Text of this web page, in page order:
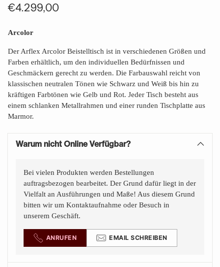
Normaler
Preis
€4.299,00
Arcolor
Der Arflex Arcolor Beistelltisch ist in verschiedenen Größen und
Farben erhältlich, um den individuellen Bedürfnissen und
Geschmäckern gerecht zu werden. Die Farbauswahl reicht von
klassischen neutralen Tönen wie Schwarz und Weiß bis hin zu
kräftigen Farbtönen wie Gelb und Rot. Jeder Tisch besteht aus
einem schlanken Metallrahmen und einer runden Tischplatte aus
Marmor.
Warum nicht Online Verfügbar?
Bei vielen Produkten werden Bestellungen
auftragsbezogen bearbeitet. Der Grund dafür liegt in der
Vielfalt an Ausführungen und Maße! Aus diesem Grund
bitten wir um Kontaktaufnahme oder Besuch in
unserem Geschäft.
ANRUFEN EMAIL SCHREIBEN